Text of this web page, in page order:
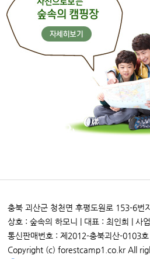
충북 괴산군 청천면 후평도원로 153-6
상호 : 숲속의 하모니 | 대표 : 최인희 |
통신판매번호 : 제2012-충북괴산-0103
Copyright (c) forestcamp1.co.kr All